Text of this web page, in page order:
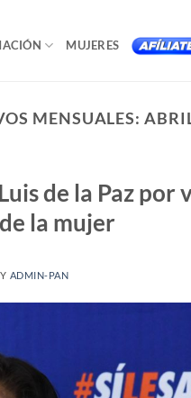
MUJERES
MENSUALES:
de la Paz por
la mujer
ADMIN-PAN